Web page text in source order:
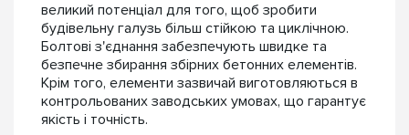
великий потенціал для того, щоб зробити
будівельну галузь більш стійкою та циклічною.
Болтові з'єднання забезпечують швидке та
безпечне збирання збірних бетонних елементів.
Крім того, елементи зазвичай виготовляються в
контрольованих заводських умовах, що гарантує
якість і точність.